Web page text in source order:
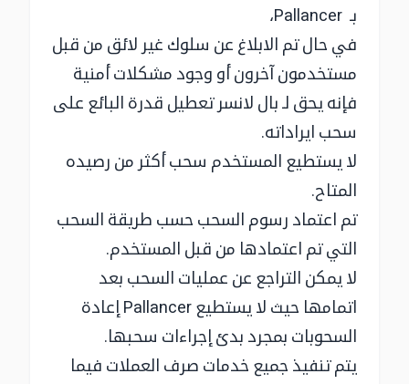
بـ Pallancer،
في حال تم الابلاغ عن سلوك غير لائق من قبل
مستخدمون آخرون أو وجود مشكلات أمنية
فإنه يحق لـ بال لانسر تعطيل قدرة البائع على
سحب ايراداته.
لا يستطيع المستخدم سحب أكثر من رصيده
المتاح.
تم اعتماد رسوم السحب حسب طريقة السحب
التي تم اعتمادها من قبل المستخدم.
لا يمكن التراجع عن عمليات السحب بعد
اتمامها حيث لا يستطيع Pallancer إعادة
السحوبات بمجرد بدئ إجراءات سحبها.
يتم تنفيذ جميع خدمات صرف العملات فيما